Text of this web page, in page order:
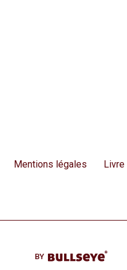
Mentions légales Livre
BY